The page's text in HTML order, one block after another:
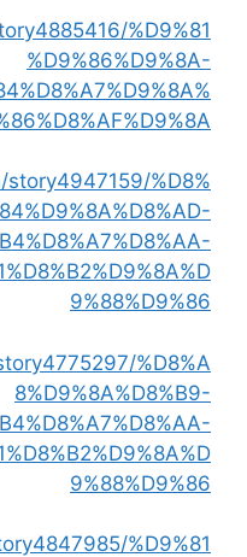
%D9%81
%D9%86%D9%8A-
%D8%
9%88%D9%86
%D8%A
8%D9%8A%D8%B9-
9%88%D9%86
%D9%81